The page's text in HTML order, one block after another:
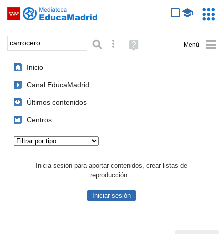
Saltar navegación
Palabra o frase: Búsqueda avanzada
Ayuda
(en
Inicio
Canal EducaMadrid
Últimos contenidos
Centros
Inicia sesión para aportar contenidos, crear listas de
reproducción...
Iniciar sesión